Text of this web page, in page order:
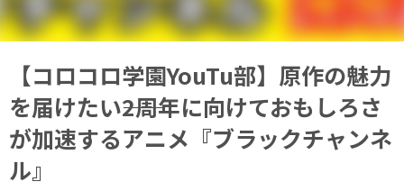
【コロコロ学園YouTu部】原作の魅力
を届けたい――2周年に向けておもしろさ
が加速するアニメ『ブラックチャンネ
ル』